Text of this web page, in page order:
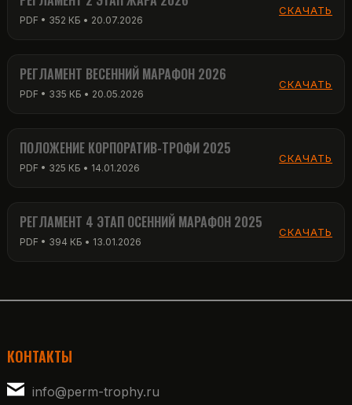
РЕГЛАМЕНТ 2 ЭТАП ЖАРА 2026
РЕГЛАМЕНТ ВЕСЕННИЙ МАРАФОН 2026
ПОЛОЖЕНИЕ КОРПОРАТИВ-ТРОФИ 2025
РЕГЛАМЕНТ 4 ЭТАП ОСЕННИЙ МАРАФОН 2025
КОНТАКТЫ